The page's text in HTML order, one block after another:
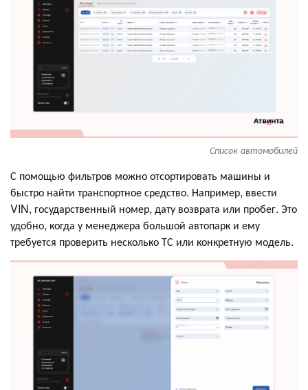
Список автомобилей
С помощью фильтров можно отсортировать машины и
быстро найти транспортное средство. Например, ввести
VIN, государственный номер, дату возврата или пробег. Это
удобно, когда у менеджера большой автопарк и ему
требуется проверить несколько ТС или конкретную модель.